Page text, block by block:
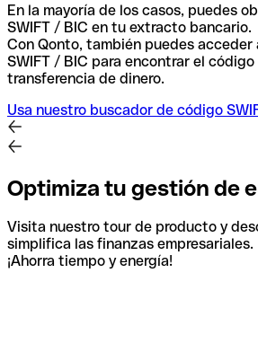
En la mayoría de los casos, puedes
SWIFT / BIC en tu extracto bancario.
Con Qonto, también puedes
SWIFT / BIC para encontrar el
transferencia de dinero.
Usa nuestro buscador de código
Optimiza tu gestión de
Visita nuestro tour de producto y
simplifica las finanzas empresariales.
¡Ahorra tiempo y energía!